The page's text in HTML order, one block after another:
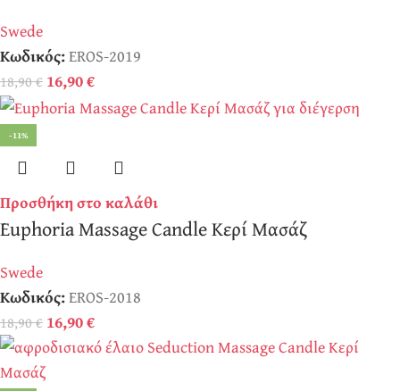
Swede
Κωδικός:EROS-2019
18,90€ 16,90€
-11%
Προσθήκη στο καλάθι
Euphoria Massage Candle Κερί Μασάζ
Swede
Κωδικός:EROS-2018
18,90€ 16,90€